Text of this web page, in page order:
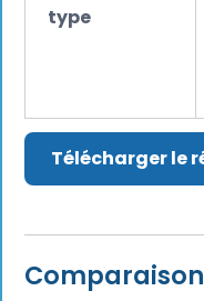
type
Télécharger le